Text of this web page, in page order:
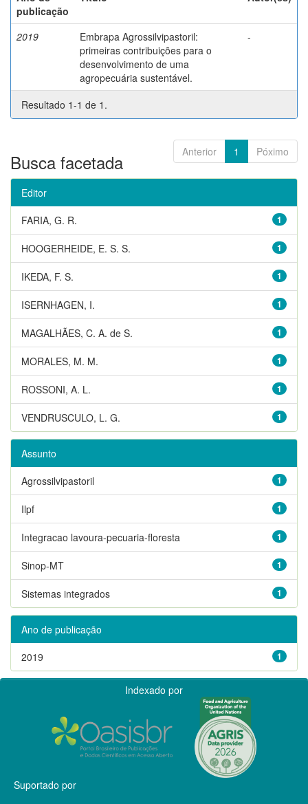
publicação
2019
Embrapa Agrossilvipastoril:
primeiras contribuições para o
desenvolvimento de uma
agropecuária sustentável.
-
Resultado 1-1 de 1.
Anterior 1 Póximo
Busca facetada
Editor
1
FARIA, G. R.
1
HOOGERHEIDE, E. S. S.
1
IKEDA, F. S.
1
ISERNHAGEN, I.
1
MAGALHÃES, C. A. de S.
1
MORALES, M. M.
1
ROSSONI, A. L.
1
VENDRUSCULO, L. G.
Assunto
1
Agrossilvipastoril
1
Ilpf
1
Integracao lavoura-pecuaria-floresta
1
Sinop-MT
1
Sistemas integrados
Ano de publicação
1
2019
Indexado por
Suportado por